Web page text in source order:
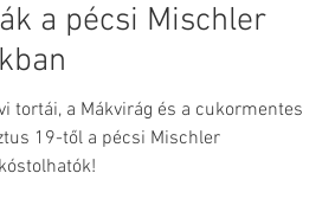
a pécsi Mischler
tortái, a Mákvirág és a cukormentes
19-től a pécsi Mischler